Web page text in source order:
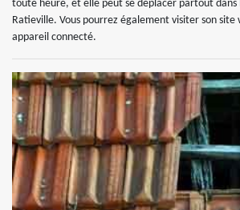
toute heure, et elle peut se déplacer partout dans
Ratieville. Vous pourrez également visiter son site
appareil connecté.